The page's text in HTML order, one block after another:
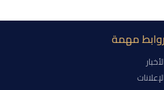
روابط مهمة
الأخبار
الإعلانات